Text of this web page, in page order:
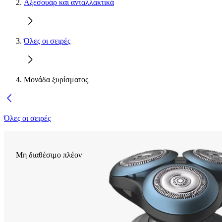
Αξεσουάρ και ανταλλακτικά
Όλες οι σειρές
Μονάδα ξυρίσματος
Όλες οι σειρές
Μη διαθέσιμο πλέον